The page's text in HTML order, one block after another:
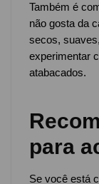
Também é
não gosta da
secos,
experimentar
atabacados.
para
Se você está